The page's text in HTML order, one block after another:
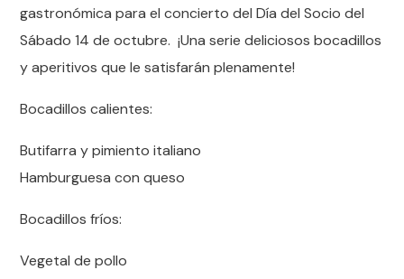
gastronómica para el concierto del Día del Socio del
Sábado 14 de octubre. ¡Una serie deliciosos bocadillos
y aperitivos que le satisfarán plenamente!
Bocadillos calientes:
Butifarra y pimiento italiano
Hamburguesa con queso
Bocadillos fríos:
Vegetal de pollo